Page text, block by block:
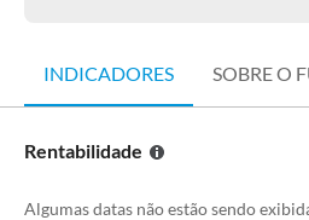
INDICADORES SOBRE O
Rentabilidade
Algumas datas não estão sendo